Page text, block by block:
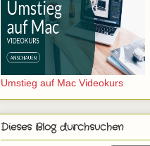
Umstieg auf Mac Videokurs
Dieses Blog durchsuchen